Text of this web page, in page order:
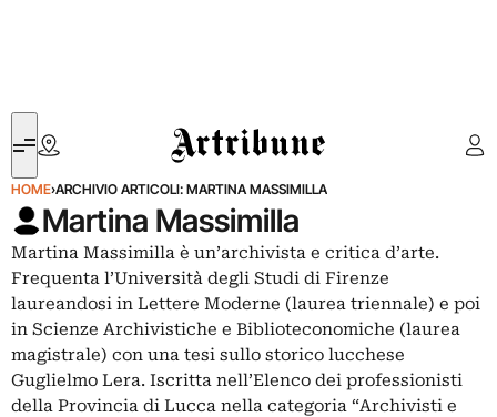
Artribune
HOME›ARCHIVIO ARTICOLI: MARTINA MASSIMILLA
Martina Massimilla
Martina Massimilla è un’archivista e critica d’arte.
Frequenta l’Università degli Studi di Firenze
laureandosi in Lettere Moderne (laurea triennale) e poi
in Scienze Archivistiche e Biblioteconomiche (laurea
magistrale) con una tesi sullo storico lucchese
Guglielmo Lera. Iscritta nell’Elenco dei professionisti
della Provincia di Lucca nella categoria “Archivisti e